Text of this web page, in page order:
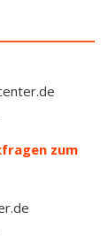
zum